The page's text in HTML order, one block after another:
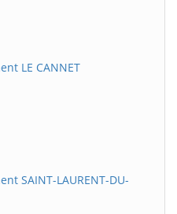
LE CANNET
SAINT-LAURENT-DU-